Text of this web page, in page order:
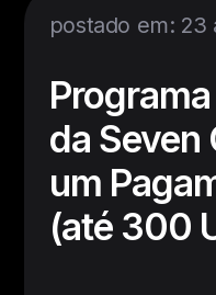
postado em: 23
da Seven
um
(até 300